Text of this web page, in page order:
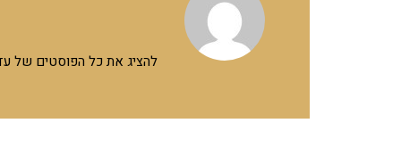
להציג את כל הפוסטים של